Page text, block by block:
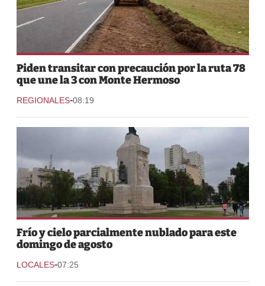
Piden transitar con precaución por la ruta 78
que une la 3 con Monte Hermoso
REGIONALES-08:19
Frío y cielo parcialmente nublado para este
domingo de agosto
LOCALES-07:25